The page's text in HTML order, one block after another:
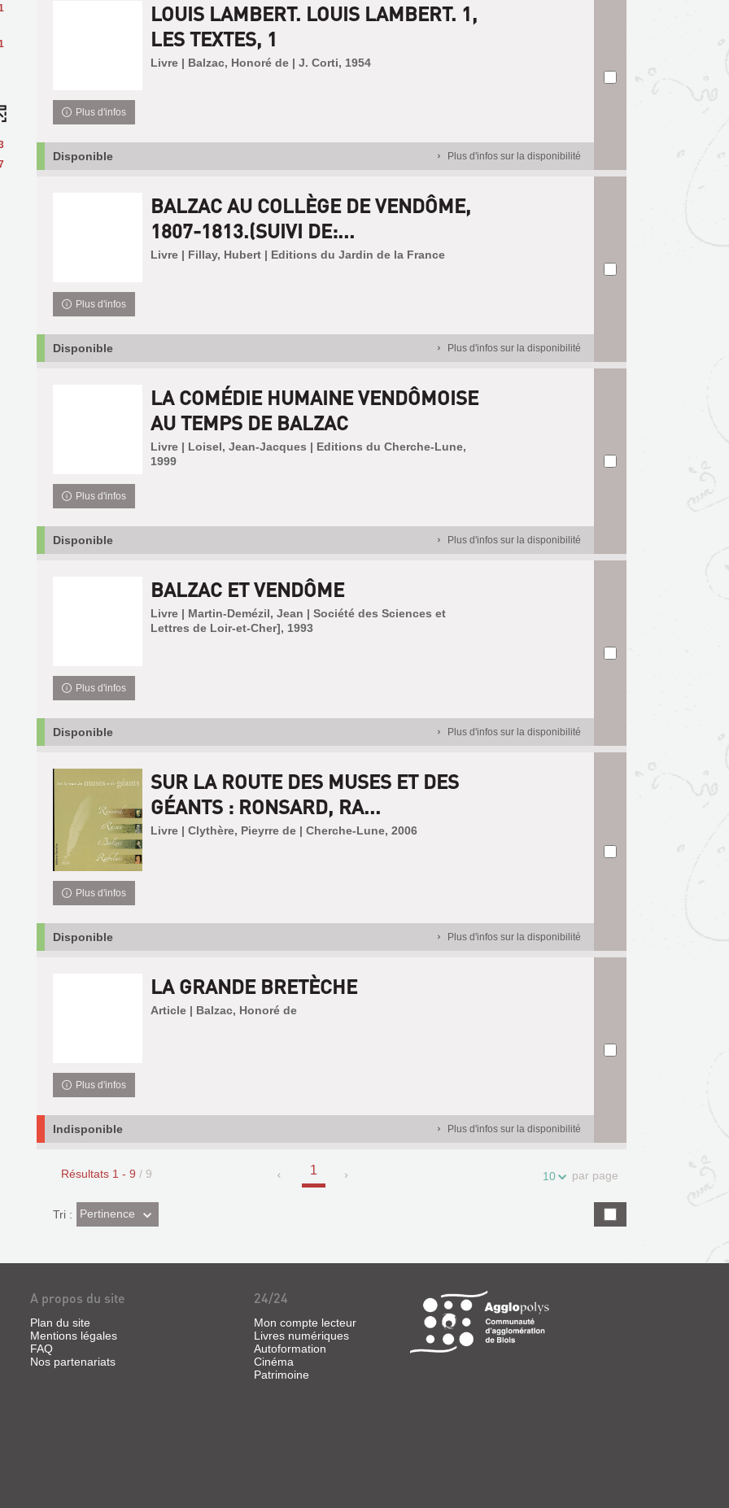
LOUIS LAMBERT. LOUIS LAMBERT. 1,
LES TEXTES, 1
Livre | Balzac, Honoré de | J. Corti, 1954
Plus d'infos
Disponible Plus d'infos sur la disponibilité
BALZAC AU COLLÈGE DE VENDÔME,
1807-1813.(SUIVI DE:...
Livre | Fillay, Hubert | Editions du Jardin de la France
Plus d'infos
Disponible Plus d'infos sur la disponibilité
LA COMÉDIE HUMAINE VENDÔMOISE
AU TEMPS DE BALZAC
Livre | Loisel, Jean-Jacques | Editions du Cherche-Lune,
1999
Plus d'infos
Disponible Plus d'infos sur la disponibilité
BALZAC ET VENDÔME
Livre | Martin-Demézil, Jean | Société des Sciences et
Lettres de Loir-et-Cher], 1993
Plus d'infos
Disponible Plus d'infos sur la disponibilité
SUR LA ROUTE DES MUSES ET DES
GÉANTS : RONSARD, RA...
Livre | Clythère, Pieyrre de | Cherche-Lune, 2006
Plus d'infos
Disponible Plus d'infos sur la disponibilité
LA GRANDE BRETÈCHE
Article | Balzac, Honoré de
Plus d'infos
Indisponible Plus d'infos sur la disponibilité
Résultats 1 - 9 / 9 1 10 par page
Tri :(Effet
imédiat)
Pertinence
A propos du site
Plan du site
Mentions légales
FAQ
Nos partenariats
24/24
Mon compte lecteur
Livres numériques
Autoformation
Cinéma
Patrimoine